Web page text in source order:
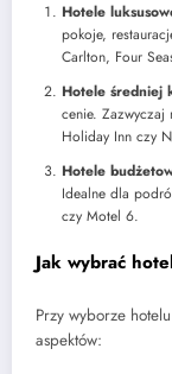
Hotele
pokoje,
Carlton, Four
Hotele średniej
cenie. Zazwyczaj
Holiday Inn czy
Hotele
Idealne dla
czy Motel 6.
Jak wybrać
Przy wyborze
aspektów: